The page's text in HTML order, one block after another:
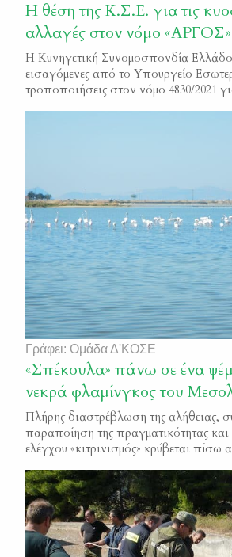
Η θέση της Κ.Σ.Ε. για τις
αλλαγές στον νόμο «ΑΡΓΟΣ»
Η Κυνηγετική Συνομοσπονδία
εισαγόμενες από το Υπουργείο
τροποποιήσεις στον νόμο 4830/2021
Γράφει: Ομάδα Δ'ΚΟΣΕ
«Σπέκουλα» πάνω σε ένα
νεκρά φλαμίνγκος του
Πλήρης διαστρέβλωση της αλήθειας,
παραποίηση της πραγματικότητας
ελέγχου «κιτρινισμός» κρύβεται πίσω
προσπάθεια να παρουσιασθούν ως
πυροβολημένα από λαθροθήρες. Όλες
αυτοψίες που έγιναν, τόσο στις
των δύο νεκρών πουλιών, όσο και στο
που νοσηλεύεται στο κέντρο […]